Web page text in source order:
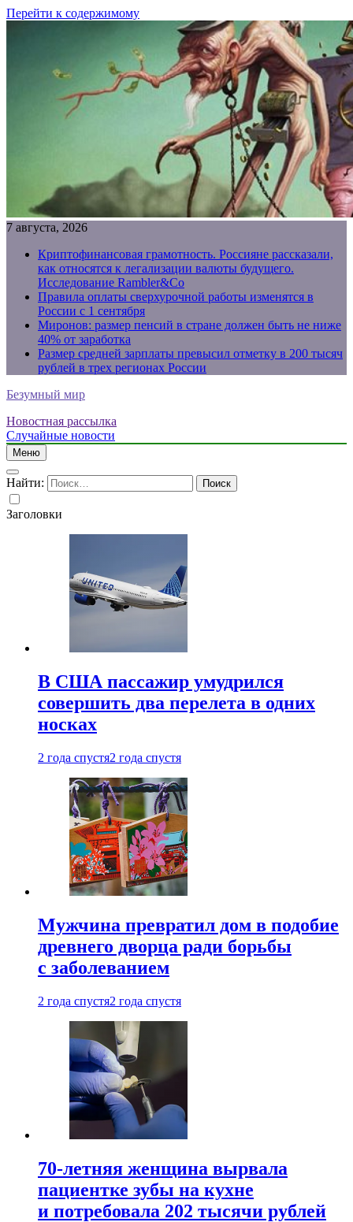
Перейти к содержимому
7 августа, 2026
Криптофинансовая грамотность. Россияне рассказали,
как относятся к легализации валюты будущего.
Исследование Rambler&Co
Правила оплаты сверхурочной работы изменятся в
России с 1 сентября
Миронов: размер пенсий в стране должен быть не ниже
40% от заработка
Размер средней зарплаты превысил отметку в 200 тысяч
рублей в трех регионах России
Безумный мир
Новостная рассылка
Случайные новости
Меню
Найти:
Заголовки
В США пассажир умудрился
совершить два перелета в одних
носках
2 года спустя2 года спустя
Мужчина превратил дом в подобие
древнего дворца ради борьбы
с заболеванием
2 года спустя2 года спустя
70-летняя женщина вырвала
пациентке зубы на кухне
и потребовала 202 тысячи рублей